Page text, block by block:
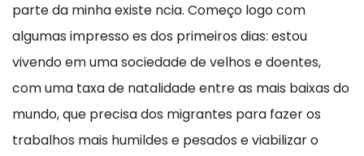
parte da minha existe ncia. Começo logo com
algumas impresso es dos primeiros dias: estou
vivendo em uma sociedade de velhos e doentes,
com uma taxa de natalidade entre as mais baixas do
mundo, que precisa dos migrantes para fazer os
trabalhos mais humildes e pesados e viabilizar o